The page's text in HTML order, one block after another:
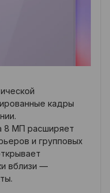
кадры
8 МП расширяет
и групповых
вблизи —